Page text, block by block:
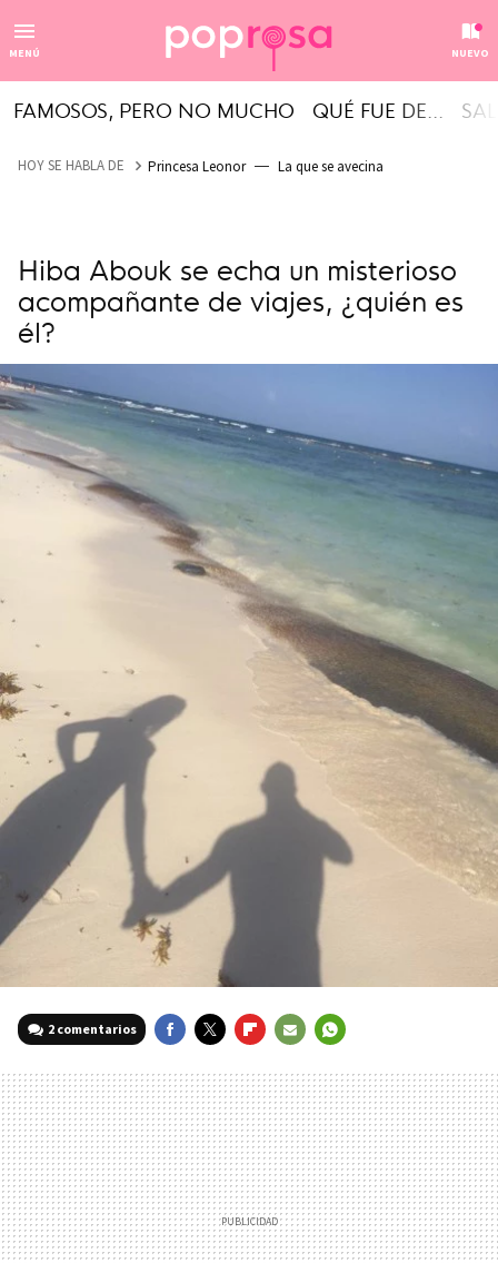
MENÚ NUEVO
FAMOSOS, PERO NO MUCHO QUÉ FUE DE...
HOY SE HABLA DE Princesa Leonor La que se avecina
Hiba Abouk se echa un misterioso
acompañante de viajes, ¿quién es
él?
2 comentarios
MAIL